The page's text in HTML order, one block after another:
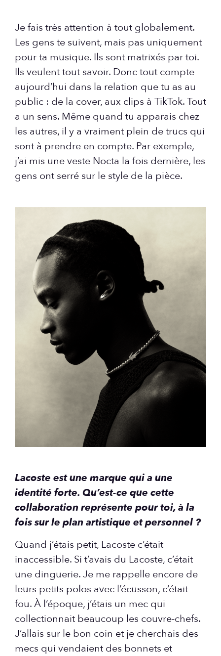
Je fais très attention à tout globalement.
Les gens te suivent, mais pas uniquement
pour ta musique. Ils sont matrixés par toi.
Ils veulent tout savoir. Donc tout compte
aujourd’hui dans la relation que tu as au
public : de la cover, aux clips à TikTok. Tout
a un sens. Même quand tu apparais chez
les autres, il y a vraiment plein de trucs qui
sont à prendre en compte. Par exemple,
j’ai mis une veste Nocta la fois dernière, les
gens ont serré sur le style de la pièce.
Lacoste est une marque qui a une
identité forte. Qu’est-ce que cette
collaboration représente pour toi, à la
fois sur le plan artistique et personnel ?
Quand j’étais petit, Lacoste c’était
inaccessible. Si t’avais du Lacoste, c’était
une dinguerie. Je me rappelle encore de
leurs petits polos avec l’écusson, c’était
fou. À l’époque, j’étais un mec qui
collectionnait beaucoup les couvre-chefs.
J’allais sur le bon coin et je cherchais des
mecs qui vendaient des bonnets et